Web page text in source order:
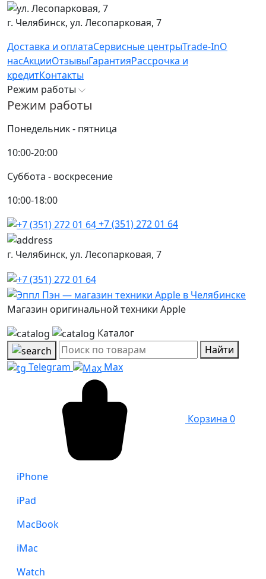
г. Челябинск, ул. Лесопарковая, 7
Доставка и оплатаСервисные центрыTrade-InО
насАкцииОтзывыГарантияРассрочка и
кредитКонтакты
Режим работы
Режим работы
Понедельник - пятница
10:00-20:00
Суббота - воскресение
10:00-18:00
+7 (351) 272 01 64
г. Челябинск, ул. Лесопарковая, 7
Магазин оригинальной техники Apple
Каталог
Найти
Telegram
Max
Корзина 0
iPhone
iPad
MacBook
iMac
Watch